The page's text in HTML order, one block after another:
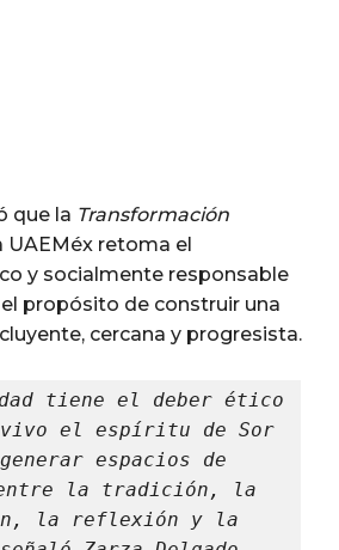
que la Transformación
UAEMéx retoma el
y socialmente responsable
el propósito de construir una
cercana y progresista.
tiene el deber ético
vivo el espíritu de Sor
espacios de
entre la tradición, la
la reflexión y la